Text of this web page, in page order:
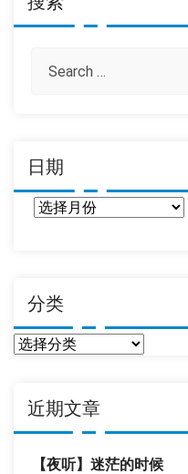
日期
分类
分
近期文章
【夜听】迷茫的时候